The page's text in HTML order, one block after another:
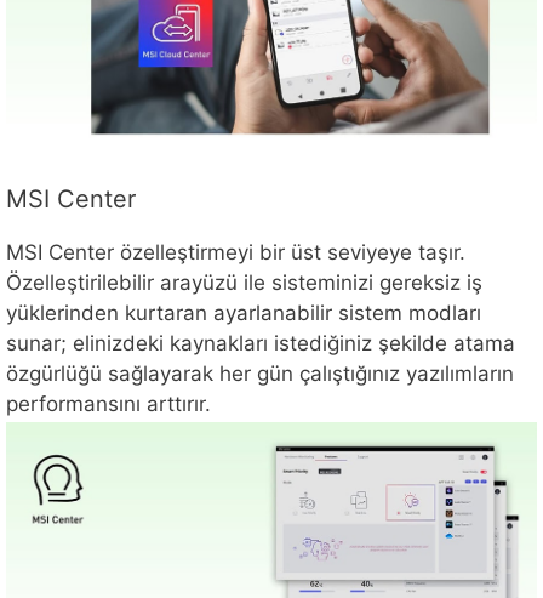
MSI Center
MSI Center özelleştirmeyi bir üst seviyeye taşır.
Özelleştirilebilir arayüzü ile sisteminizi gereksiz iş
yüklerinden kurtaran ayarlanabilir sistem modları
sunar; elinizdeki kaynakları istediğiniz şekilde atama
özgürlüğü sağlayarak her gün çalıştığınız yazılımların
performansını arttırır.